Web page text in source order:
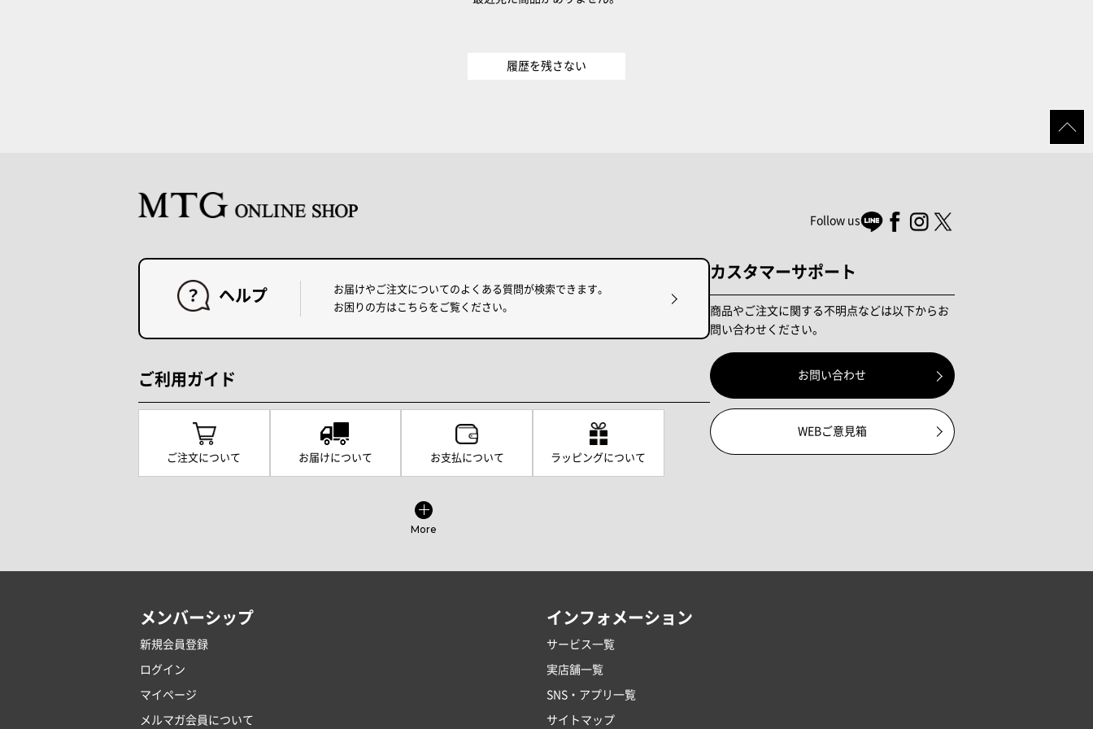
履歴を残さない
Follow us
ヘルプ
お届けやご注文についてのよくある質問が検索できます。
お困りの方はこちらをご覧ください。
ご利用ガイド
ご注文について お届けについて お支払について ラッピングについて
More
カスタマーサポート
商品やご注文に関する不明点などは以下からお
問い合わせください。
お問い合わせ
WEBご意見箱
メンバーシップ
新規会員登録
ログイン
マイページ
メルマガ会員について
インフォメーション
サービス一覧
実店舗一覧
SNS・アプリ一覧
サイトマップ